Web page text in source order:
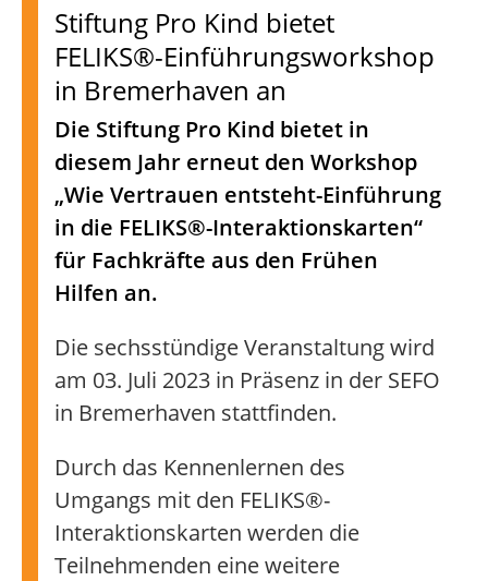
Stiftung Pro Kind bietet
FELIKS®-Einführungsworkshop
in Bremerhaven an
Die Stiftung Pro Kind bietet in
diesem Jahr erneut den Workshop
„Wie Vertrauen entsteht-Einführung
in die FELIKS®-Interaktionskarten“
für Fachkräfte aus den Frühen
Hilfen an.
Die sechsstündige Veranstaltung wird
am 03. Juli 2023 in Präsenz in der SEFO
in Bremerhaven stattfinden.
Durch das Kennenlernen des
Umgangs mit den FELIKS®-
Interaktionskarten werden die
Teilnehmenden eine weitere